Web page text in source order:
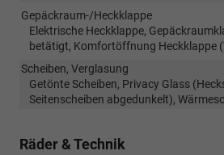
Gepäckraum-/Heckklappe
Elektrische Heckklappe,
betätigt, Komfortöffnung Heckklappe
Scheiben, Verglasung
Getönte Scheiben, Privacy Glass
Seitenscheiben abgedunkelt),
Räder & Technik